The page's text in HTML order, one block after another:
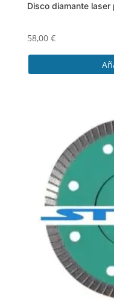
Disco diamante
58,00 €